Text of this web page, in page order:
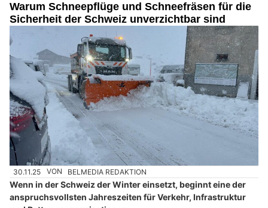
Warum Schneepflüge und Schneefräsen für die
Sicherheit der Schweiz unverzichtbar sind
30.11.25 VON BELMEDIA REDAKTION
Wenn in der Schweiz der Winter einsetzt, beginnt eine der
anspruchsvollsten Jahreszeiten für Verkehr, Infrastruktur